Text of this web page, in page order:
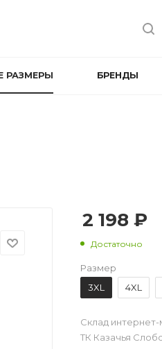
РАЗМЕРЫ БРЕНДЫ
2 198 ₽
Достаточно
Размер
3XL
4XL
Склад интернет-
ТК Казачья